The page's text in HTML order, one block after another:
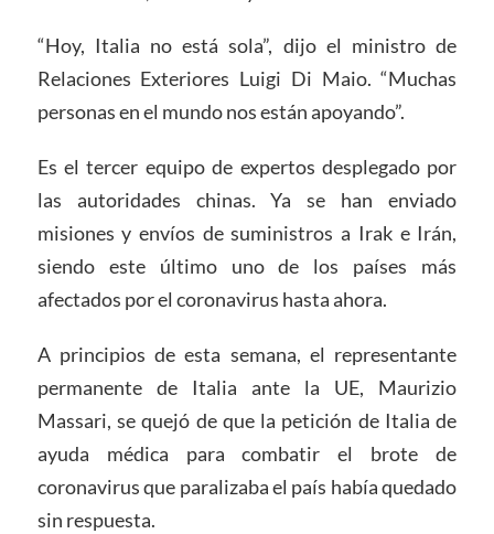
“Hoy, Italia no está sola”, dijo el ministro de
Relaciones Exteriores Luigi Di Maio. “Muchas
personas en el mundo nos están apoyando”.
Es el tercer equipo de expertos desplegado por
las autoridades chinas. Ya se han enviado
misiones y envíos de suministros a Irak e Irán,
siendo este último uno de los países más
afectados por el coronavirus hasta ahora.
A principios de esta semana, el representante
permanente de Italia ante la UE, Maurizio
Massari, se quejó de que la petición de Italia de
ayuda médica para combatir el brote de
coronavirus que paralizaba el país había quedado
sin respuesta.